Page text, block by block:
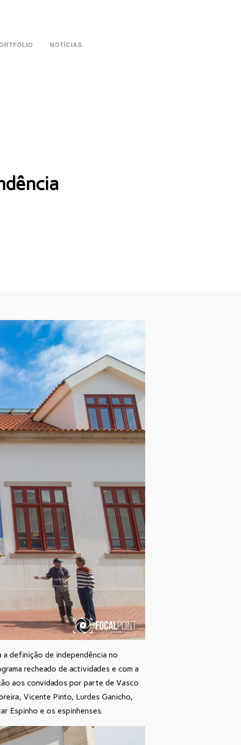
NOTÍCIAS
a definição de independência no
recheado de actividades e com a
aos convidados por parte de Vasco
Vicente Pinto, Lurdes Ganicho,
Espinho e os espinhenses.